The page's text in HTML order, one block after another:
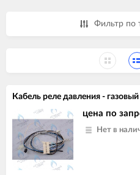
Фильтр по
Кабель реле давления -
цена по
Нет в